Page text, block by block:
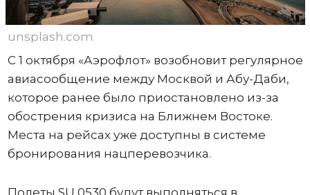
unsplash.com
С 1 октября «Аэрофлот» возобновит регулярное
авиасообщение между Москвой и Абу-Даби,
которое ранее было приостановлено из-за
обострения кризиса на Ближнем Востоке.
Места на рейсах уже доступны в системе
бронирования нацперевозчика.
Полеты SU 0530 будут выполняться в